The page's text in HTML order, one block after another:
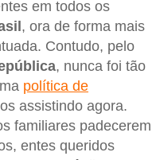
em todos os
, ora de forma mais
Contudo, pelo
, nunca foi tão
política de
assistindo agora.
familiares padecerem
entes queridos